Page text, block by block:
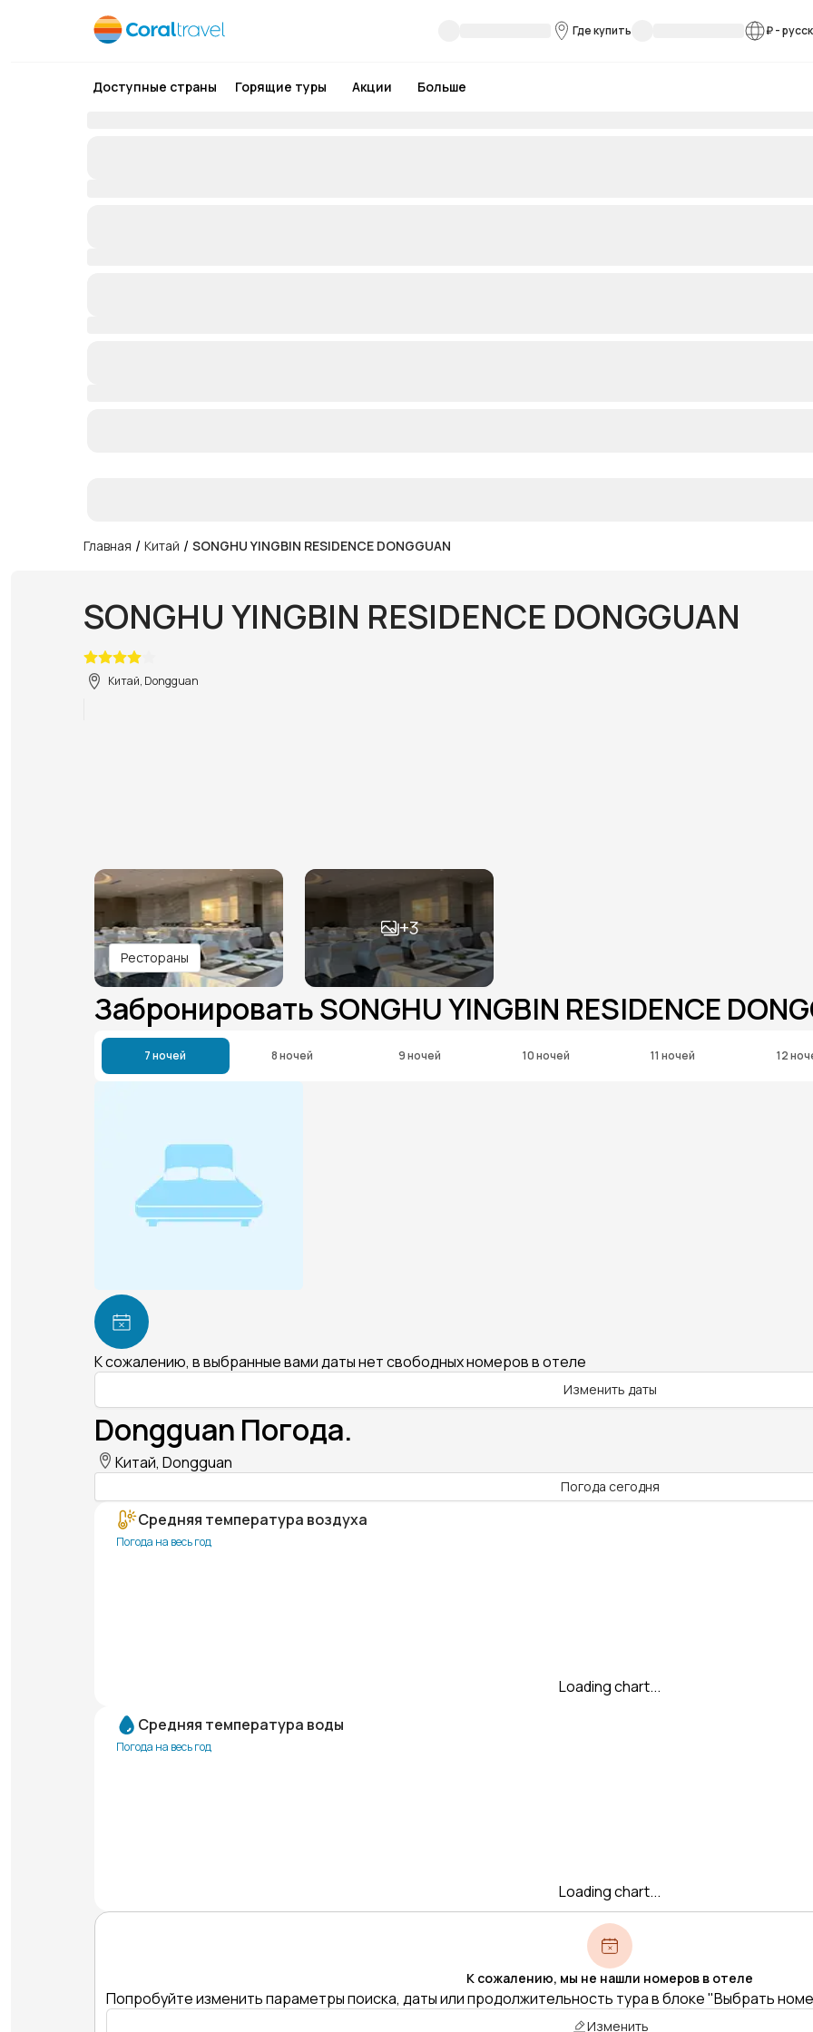
Где купить ₽-
Доступные страны Горящие туры Акции Больше
Главная / Китай / SONGHU YINGBIN RESIDENCE DONGGUAN
SONGHU YINGBIN RESIDENCE DONGGUAN
Китай, Dongguan
Рестораны
+3
Забронировать SONGHU YINGBIN RESIDENCE
7 ночей 8 ночей 9 ночей 10 ночей 11 ночей 12
К сожалению, в выбранные вами даты нет свободных номеров в отеле
Изменить даты
Dongguan Погода.
Китай, Dongguan
Погода сегодня
Средняя температура воздуха
Погода на весь год
Loading chart...
Средняя температура воды
Погода на весь год
Loading chart...
К сожалению, мы не нашли номеров в отеле
Попробуйте изменить параметры поиска, даты или продолжительность тура в блоке "Выбрать
Изменить